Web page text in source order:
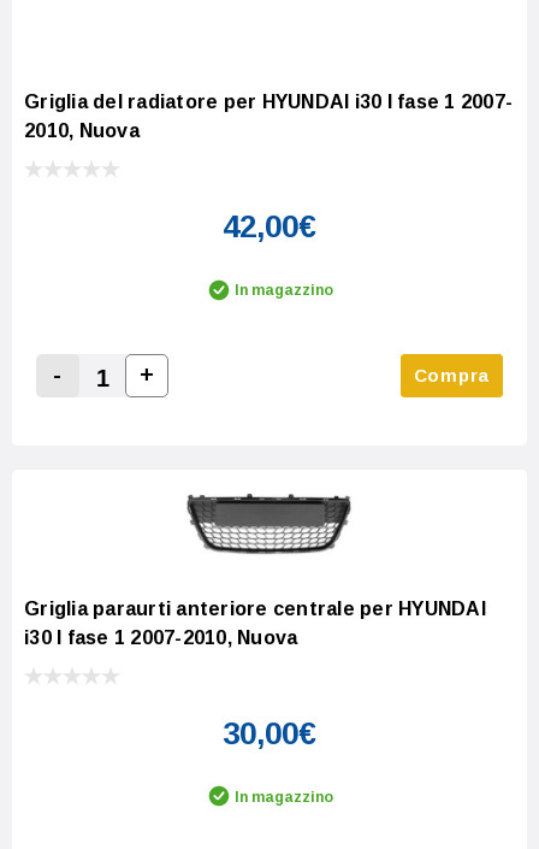
Griglia del radiatore per HYUNDAI i30 I fase 1 2007-
2010, Nuova
42,00€
In magazzino
Decrease Quantity:
-
Increase Quantity:
+ Compra
Griglia paraurti anteriore centrale per HYUNDAI
i30 I fase 1 2007-2010, Nuova
30,00€
In magazzino